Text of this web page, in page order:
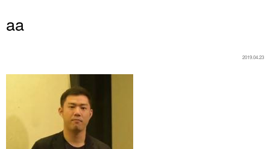
aa
2019.04.23